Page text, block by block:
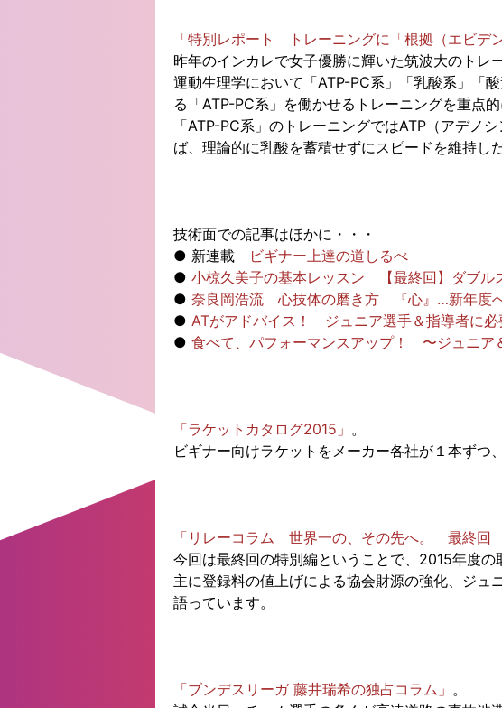
「特別レポート トレーニングに「根拠（エビデ
昨年のインカレで女子優勝に輝いた筑波大のトレ
運動生理学において「ATP-PC系」「乳酸系」「
る「ATP-PC系」を働かせるトレーニングを重点
「ATP-PC系」のトレーニングではATP（アデノ
ば、理論的に乳酸を蓄積せずにスピードを維持し
技術面での記事はほかに・・・
● 新連載
ビギナー上達の道しるべ
● 小椋久美子の基本レッスン 【最終回】ダブル
● 奈良岡浩流 心技体の磨き方 『心』…新年度
● ATがアドバイス！ ジュニア選手＆指導者に
● 食べて、パフォーマンスアップ！ 〜ジュニ
「ラケットカタログ2015」 。
ビギナー向けラケットをメーカー各社が１本ずつ
「リレーコラム 世界一の、その先へ。 最終回
今回は最終回の特別編ということで、2015年度の
主に登録料の値上げによる協会財源の強化、ジュ
語っています。
「ブンデスリーガ 藤井瑞希の独占コラム」 。